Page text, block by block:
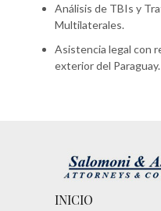
Análisis de TBIs y
Multilaterales.
Asistencia legal con
exterior del Paraguay.
INICIO